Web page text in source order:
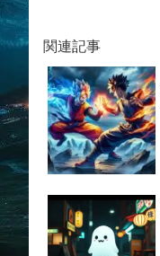
関連記事